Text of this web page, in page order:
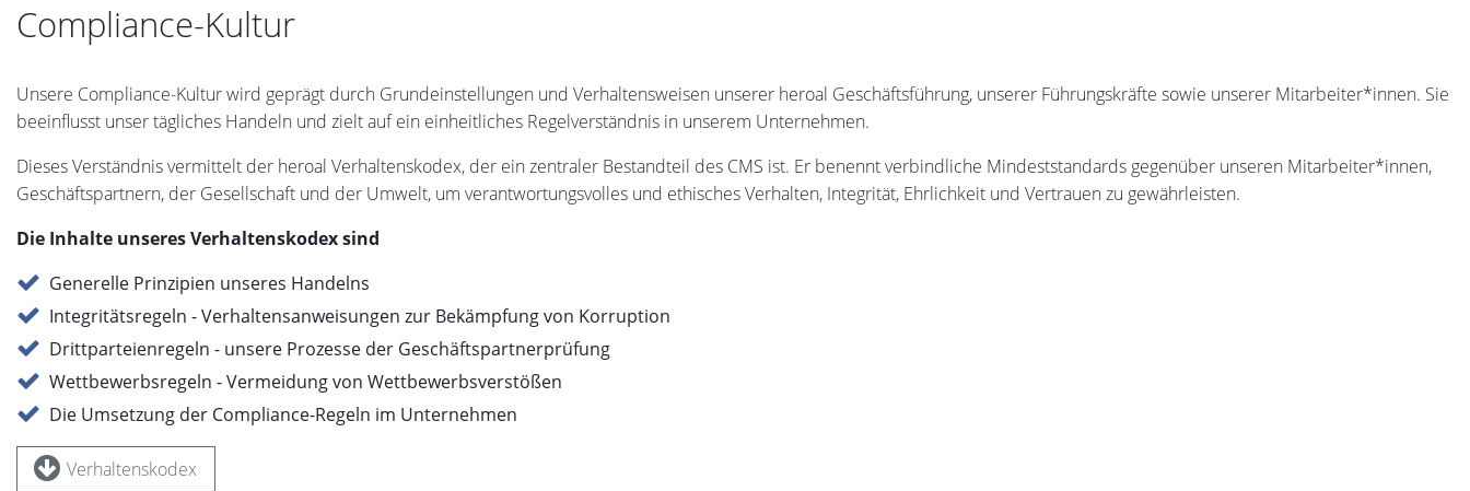
Compliance-Kultur
Unsere Compliance-Kultur wird geprägt durch Grundeinstellungen und Verhaltensweisen unserer heroal Geschäftsführung, unserer Führungskräfte sowie unserer Mitarbeiter*innen. Sie
beeinflusst unser tägliches Handeln und zielt auf ein einheitliches Regelverständnis in unserem Unternehmen.
Dieses Verständnis vermittelt der heroal Verhaltenskodex, der ein zentraler Bestandteil des CMS ist. Er benennt verbindliche Mindeststandards gegenüber unseren Mitarbeiter*innen,
Geschäftspartnern, der Gesellschaft und der Umwelt, um verantwortungsvolles und ethisches Verhalten, Integrität, Ehrlichkeit und Vertrauen zu gewährleisten.
Die Inhalte unseres Verhaltenskodex sind
Generelle Prinzipien unseres Handelns
Integritätsregeln - Verhaltensanweisungen zur Bekämpfung von Korruption
Drittparteienregeln - unsere Prozesse der Geschäftspartnerprüfung
Wettbewerbsregeln - Vermeidung von Wettbewerbsverstößen
Die Umsetzung der Compliance-Regeln im Unternehmen
Verhaltenskodex